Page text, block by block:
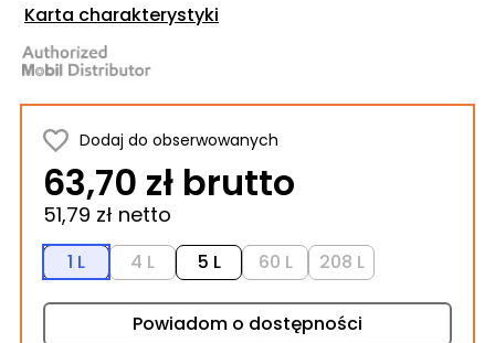
Karta charakterystyki
Dodaj do obserwowanych
63,70 zł brutto
51,79 zł netto
1 L 4 L 5 L 60 L 208 L
Powiadom o dostępności